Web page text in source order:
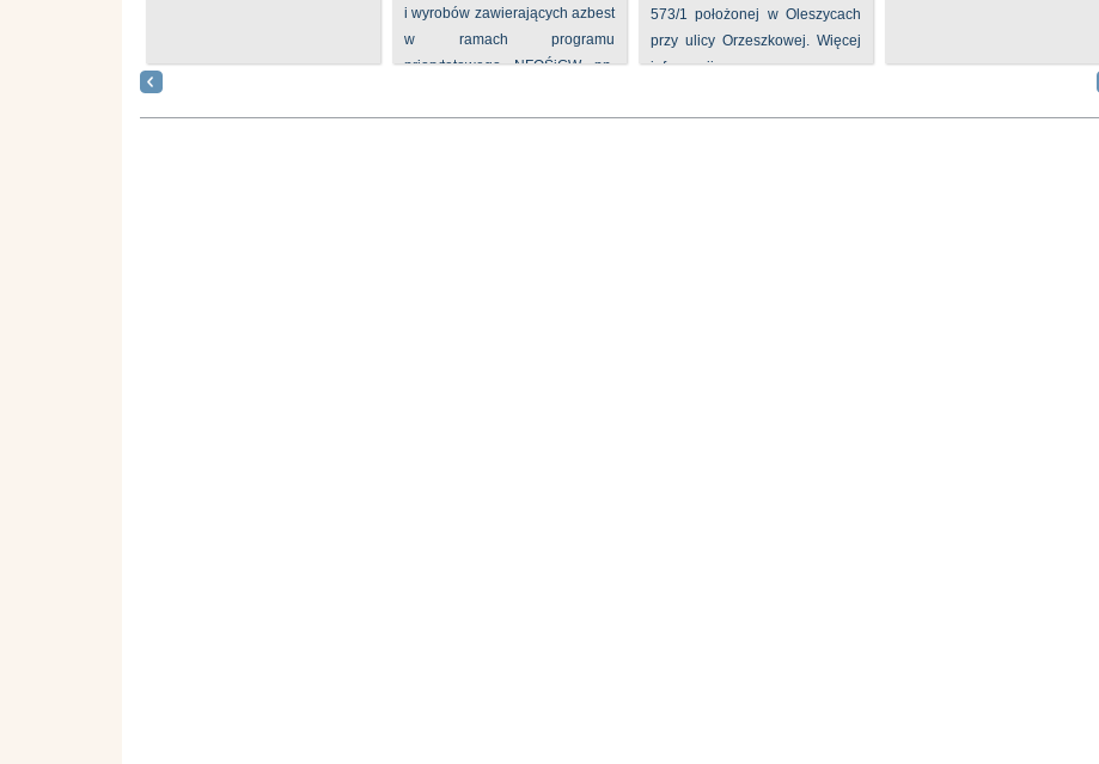
i wyrobów zawierających azbest
w ramach programu
priorytetowego NFOŚiGW pn.
573/1 położonej w Oleszycach
przy ulicy Orzeszkowej. Więcej
informacji ...